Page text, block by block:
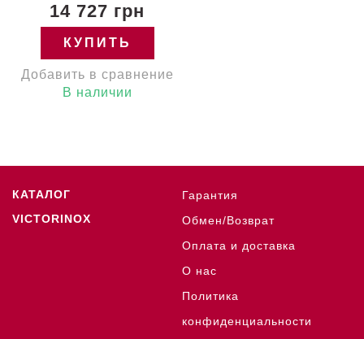
14 727 грн
КУПИТЬ
Добавить в сравнение
В наличии
КАТАЛОГ
VICTORINOX
Гарантия
Обмен/Возврат
Оплата и доставка
О нас
Политика
конфиденциальности